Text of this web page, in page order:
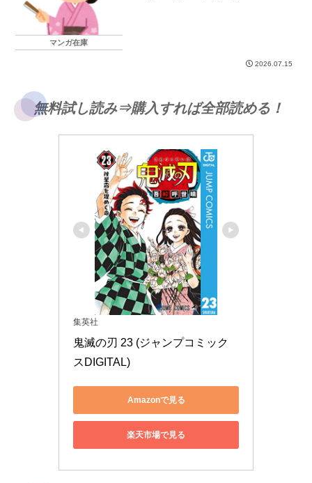
マンガ在庫
2026.07.15
無料試し読み⇒購入すれば全部読める！
集英社
鬼滅の刃 23 (ジャンプコミック
スDIGITAL)
Amazonで見る
楽天市場で見る